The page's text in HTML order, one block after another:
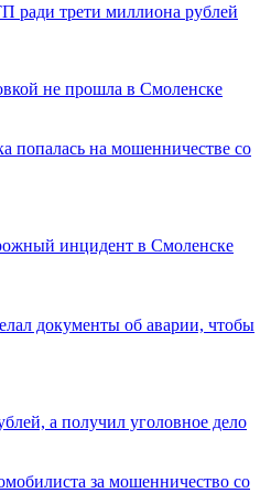
ради трети миллиона рублей
не прошла в Смоленске
попалась на мошенничестве со
инцидент в Смоленске
документы об аварии, чтобы
а получил уголовное дело
за мошенничество со